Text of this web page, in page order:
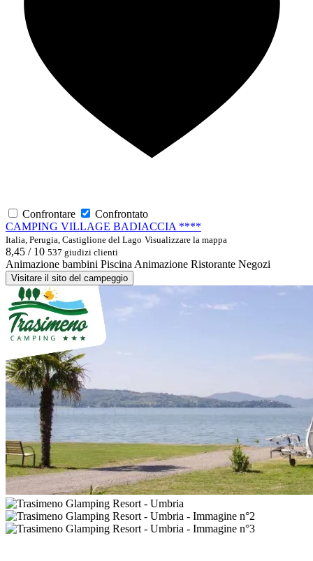
Confrontare
Confrontato
CAMPING VILLAGE BADIACCIA ****
Italia, Perugia, Castiglione del Lago Visualizzare la mappa
8,45 / 10 537 giudizi clienti
Animazione bambini PiscinaAnimazione Ristorante Negozi
Visitare il sito del campeggio